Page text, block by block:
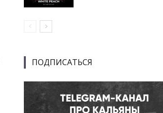
ПОДПИСАТЬСЯ